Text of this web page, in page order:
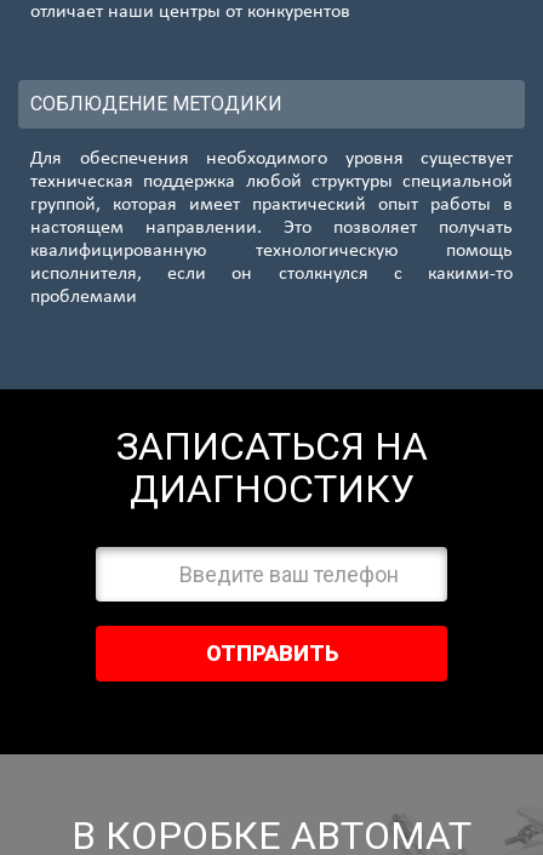
отличает наши центры от конкурентов
СОБЛЮДЕНИЕ МЕТОДИКИ
Для обеспечения необходимого уровня существует
техническая поддержка любой структуры специальной
группой, которая имеет практический опыт работы в
настоящем направлении. Это позволяет получать
квалифицированную технологическую помощь
исполнителя, если он столкнулся с какими-то
проблемами
ЗАПИСАТЬСЯ НА
ДИАГНОСТИКУ
ОТПРАВИТЬ
В КОРОБКЕ АВТОМАТ